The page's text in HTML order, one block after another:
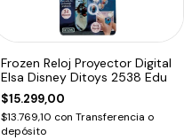
Frozen Reloj Proyector Digital
Elsa Disney Ditoys 2538 Edu
$15.299,00
$13.769,10 con Transferencia o
depósito